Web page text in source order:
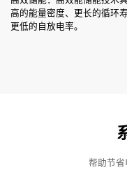
高的能量密度、更长的循环
更低的自放电率。
帮助节